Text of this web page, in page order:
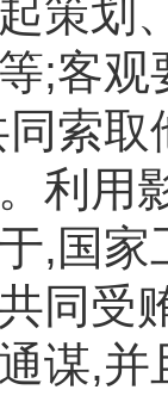
策划
;客观
索取
利用
,国家
同受
谋,并